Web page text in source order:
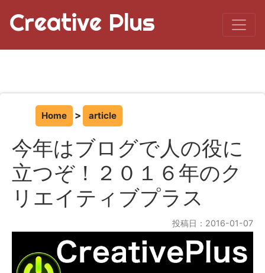
Creative Plus
Home article
今年はブログで人の役に
立つぞ！２０１６年のク
リエイティブプラス
投稿日：2016-01-07